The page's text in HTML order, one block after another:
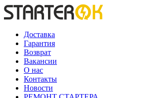
Доставка
Гарантия
Возврат
Вакансии
О нас
Контакты
Новости